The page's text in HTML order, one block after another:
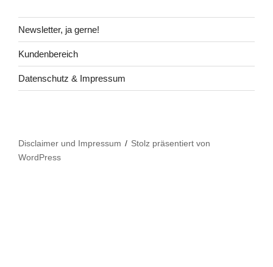
Newsletter, ja gerne!
Kundenbereich
Datenschutz & Impressum
Disclaimer und Impressum
Stolz präsentiert von
WordPress